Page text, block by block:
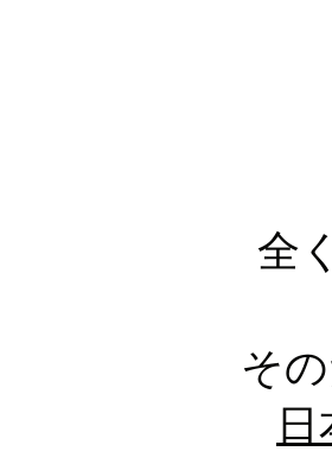
全
そ